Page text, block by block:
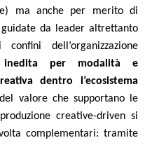
ma anche per merito di
da leader altrettanto
dell’organizzazione
inedita per modalità e
dentro l’ecosistema
valore che supportano le
creative-driven si
complementari: tramite